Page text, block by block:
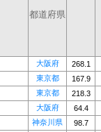
都道府県
大阪府
268.1
東京都
167.9
東京都
218.3
大阪府
64.4
神奈川県
98.7